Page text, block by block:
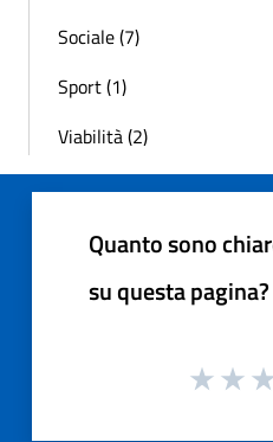
Sociale (7)
Sport (1)
Viabilità (2)
Quanto sono
su questa pagina?